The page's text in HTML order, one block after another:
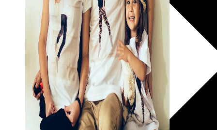
30х40
20х45
30х60
30х90
40х40
40х60
50х70
Пенокартон
Модульные
картины
ФотоПостеры
ФотоПодушки
Фотоcувениры
Значки
Коврик